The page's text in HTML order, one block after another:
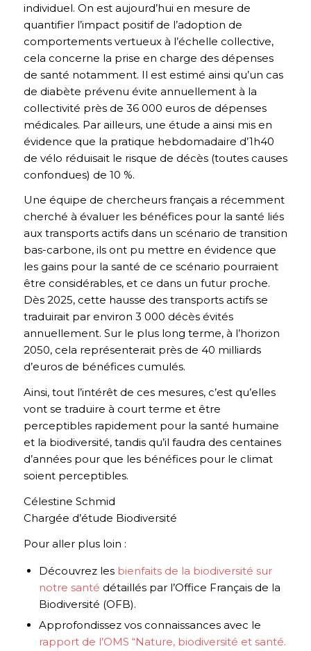
individuel. On est aujourd’hui en mesure de
quantifier l’impact positif de l’adoption de
comportements vertueux à l’échelle collective,
cela concerne la prise en charge des dépenses
de santé notamment. Il est estimé ainsi qu’un cas
de diabète prévenu évite annuellement à la
collectivité près de 36 000 euros de dépenses
médicales. Par ailleurs, une étude a ainsi mis en
évidence que la pratique hebdomadaire d’1h40
de vélo réduisait le risque de décès (toutes causes
confondues) de 10 %.
Une équipe de chercheurs français a récemment
cherché à évaluer les bénéfices pour la santé liés
aux transports actifs dans un scénario de transition
bas-carbone, ils ont pu mettre en évidence que
les gains pour la santé de ce scénario pourraient
être considérables, et ce dans un futur proche.
Dès 2025, cette hausse des transports actifs se
traduirait par environ 3 000 décès évités
annuellement. Sur le plus long terme, à l’horizon
2050, cela représenterait près de 40 milliards
d’euros de bénéfices cumulés.
Ainsi, tout l’intérêt de ces mesures, c’est qu’elles
vont se traduire à court terme et être
perceptibles rapidement pour la santé humaine
et la biodiversité, tandis qu’il faudra des centaines
d’années pour que les bénéfices pour le climat
soient perceptibles.
Célestine Schmid
Chargée d’étude Biodiversité
Pour aller plus loin :
Découvrez les bienfaits de la biodiversité sur
notre santé détaillés par l’Office Français de la
Biodiversité (OFB).
Approfondissez vos connaissances avec le
rapport de l’OMS “Nature, biodiversité et santé.